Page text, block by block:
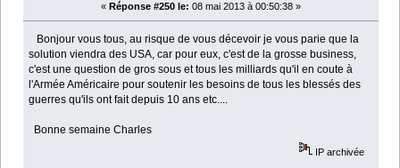
« Réponse #250 le: 08 mai 2013 à 00:50:38 »
Bonjour vous tous, au risque de vous décevoir je vous parie que la
solution viendra des USA, car pour eux, c'est de la grosse business,
c'est une question de gros sous et tous les milliards qu'il en coute à
l'Armée Américaire pour soutenir les besoins de tous les blessés des
guerres qu'ils ont fait depuis 10 ans etc....
Bonne semaine Charles
IP archivée